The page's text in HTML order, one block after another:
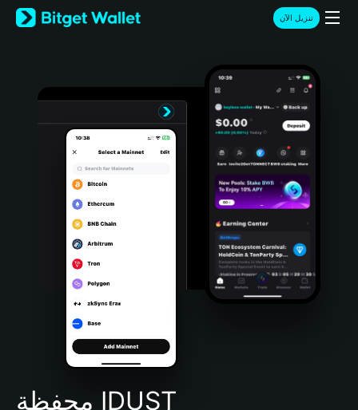
English
日本語
Türkçe
Português (Portugal)
Bahasa Indonesia
Português (Brasil)
Español (Argentina)
تنزيل الآن
محفظة IDUST